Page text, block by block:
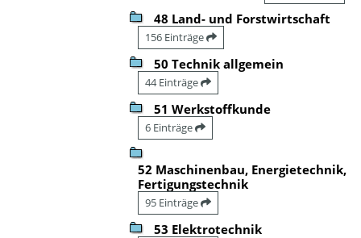
48 Land- und Forstwirtschaft
156 Einträge
50 Technik allgemein
44 Einträge
51 Werkstoffkunde
6 Einträge
52 Maschinenbau, Energietechnik,
Fertigungstechnik
95 Einträge
53 Elektrotechnik